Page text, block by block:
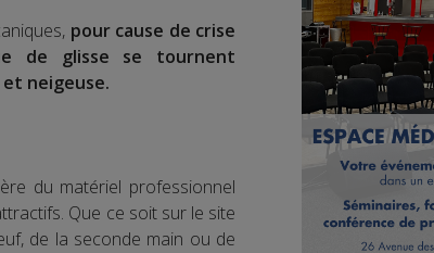
pour cause de crise
de glisse se tournent
neigeuse.
du matériel professionnel
Que ce soit sur le site
de la seconde main ou de